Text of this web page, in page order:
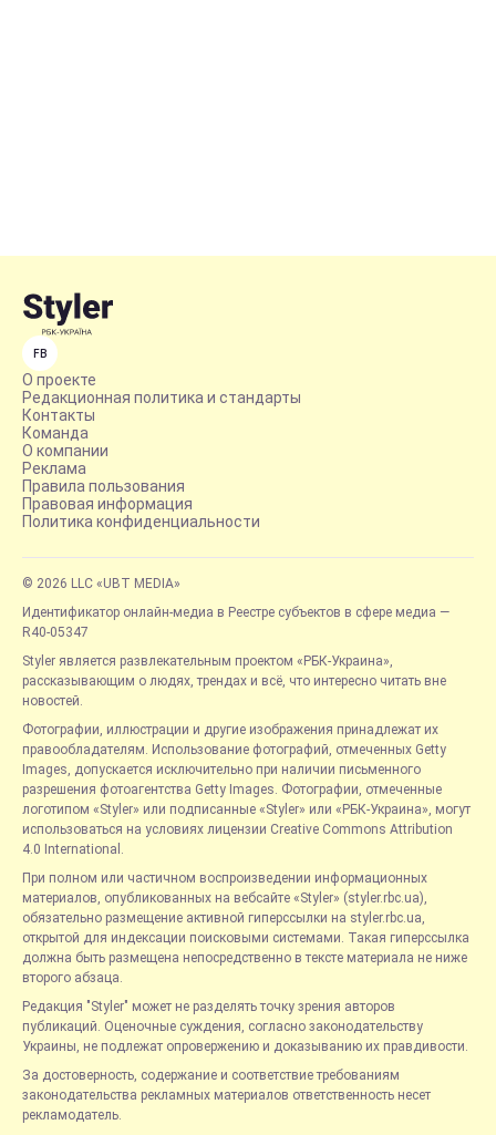
FB
О проекте
Редакционная политика и стандарты
Контакты
Команда
О компании
Реклама
Правила пользования
Правовая информация
Политика конфиденциальности
© 2026 LLC «UBT MEDIA»
Идентификатор онлайн-медиа в Реестре субъектов в сфере медиа —
R40-05347
Styler является развлекательным проектом «РБК-Украина»,
рассказывающим о людях, трендах и всё, что интересно читать вне
новостей.
Фотографии, иллюстрации и другие изображения принадлежат их
правообладателям. Использование фотографий, отмеченных Getty
Images, допускается исключительно при наличии письменного
разрешения фотоагентства Getty Images. Фотографии, отмеченные
логотипом «Styler» или подписанные «Styler» или «РБК-Украина», могут
использоваться на условиях лицензии Creative Commons Attribution
4.0 International.
При полном или частичном воспроизведении информационных
материалов, опубликованных на вебсайте «Styler» (styler.rbc.ua),
обязательно размещение активной гиперссылки на styler.rbc.ua,
открытой для индексации поисковыми системами. Такая гиперссылка
должна быть размещена непосредственно в тексте материала не ниже
второго абзаца.
Редакция "Styler" может не разделять точку зрения авторов
публикаций. Оценочные суждения, согласно законодательству
Украины, не подлежат опровержению и доказыванию их правдивости.
За достоверность, содержание и соответствие требованиям
законодательства рекламных материалов ответственность несет
рекламодатель.